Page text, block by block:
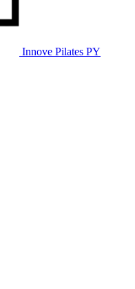
Innove Pilates PY